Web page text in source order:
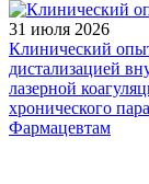
31 июля 2026
Клинический
дистализацией
лазерной
хронического
Фармацевтам